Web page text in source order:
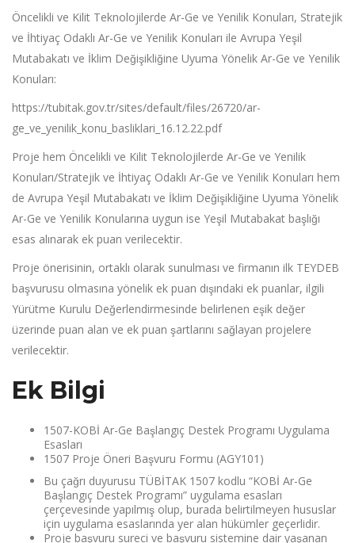
Öncelikli ve Kilit Teknolojilerde Ar-Ge ve Yenilik Konuları, Stratejik
ve İhtiyaç Odaklı Ar-Ge ve Yenilik Konuları ile Avrupa Yeşil
Mutabakatı ve İklim Değişikliğine Uyuma Yönelik Ar-Ge ve Yenilik
Konuları:
https://tubitak.gov.tr/sites/default/files/26720/ar-
ge_ve_yenilik_konu_basliklari_16.12.22.pdf
Proje hem Öncelikli ve Kilit Teknolojilerde Ar-Ge ve Yenilik
Konuları/Stratejik ve İhtiyaç Odaklı Ar-Ge ve Yenilik Konuları hem
de Avrupa Yeşil Mutabakatı ve İklim Değişikliğine Uyuma Yönelik
Ar-Ge ve Yenilik Konularına uygun ise Yeşil Mutabakat başlığı
esas alınarak ek puan verilecektir.
Proje önerisinin, ortaklı olarak sunulması ve firmanın ilk TEYDEB
başvurusu olmasına yönelik ek puan dışındaki ek puanlar, ilgili
Yürütme Kurulu Değerlendirmesinde belirlenen eşik değer
üzerinde puan alan ve ek puan şartlarını sağlayan projelere
verilecektir.
Ek Bilgi
1507-KOBİ Ar-Ge Başlangıç Destek Programı Uygulama
Esasları
1507 Proje Öneri Başvuru Formu (AGY101)
Bu çağrı duyurusu TÜBİTAK 1507 kodlu “KOBİ Ar-Ge
Başlangıç Destek Programı” uygulama esasları
çerçevesinde yapılmış olup, burada belirtilmeyen hususlar
için uygulama esaslarında yer alan hükümler geçerlidir.
Proje başvuru sureci ve başvuru sistemine dair yaşanan